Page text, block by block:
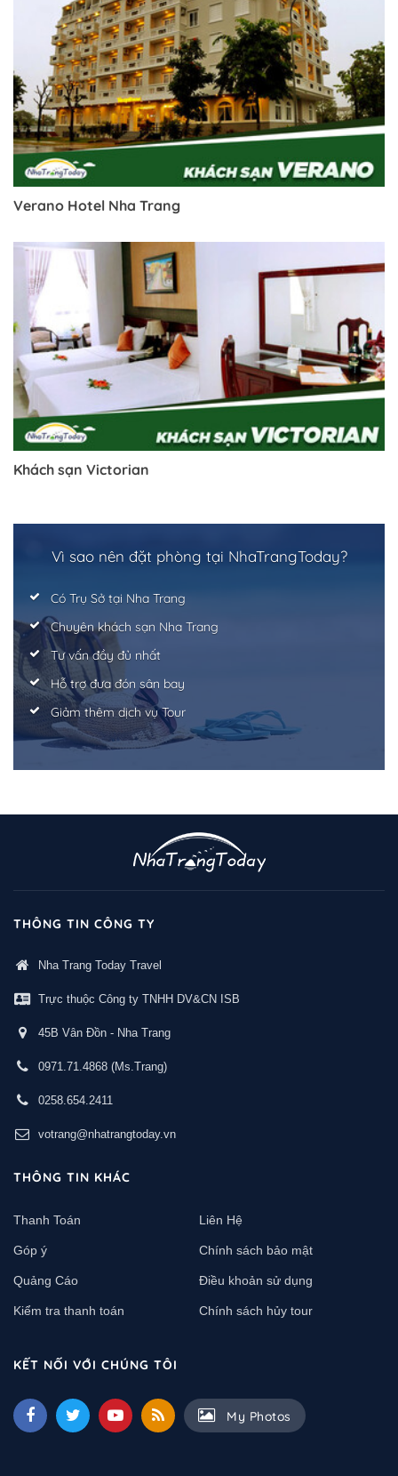
Verano Hotel Nha Trang
Khách sạn Victorian
Vì sao nên đặt phòng tại NhaTrangToday?
Có Trụ Sở tại Nha Trang
Chuyên khách sạn Nha Trang
Tư vấn đầy đủ nhất
Hỗ trợ đưa đón sân bay
Giảm thêm dịch vụ Tour
THÔNG TIN CÔNG TY
Nha Trang Today Travel
Trực thuộc Công ty TNHH DV&CN ISB
45B Vân Đồn - Nha Trang
0971.71.4868 (Ms.Trang)
0258.654.2411
votrang@nhatrangtoday.vn
THÔNG TIN KHÁC
Thanh Toán Liên Hệ
Góp ý Chính sách bảo mật
Quảng Cáo Điều khoản sử dụng
Kiểm tra thanh toán Chính sách hủy tour
KẾT NỐI VỚI CHÚNG TÔI
My Photos